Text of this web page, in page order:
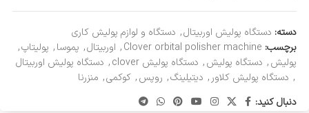
دسته: دستگاه پولیش اوربیتال, دستگاه و لوازم پولیش کاری
برچسب: Clover orbital polisher machine
, اوربیتال, پموسا, پولیتاپ,
پولیش, دستگاه پولیش, دستگاه پولیش clover , دستگاه پولیش اوربیتال
, دستگاه پولیش کلاور, دیتیلینگ, روپس, کوکمی, منزرنا
دنبال کنید: